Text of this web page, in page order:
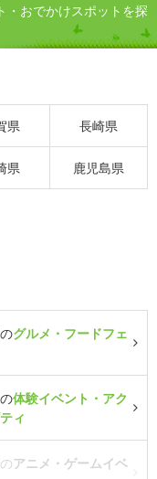
・おでかけスポットを探
県 長崎県
県 鹿児島県
グルメ・フードフェ
体験イベント・アク
ィ
アニメ・ゲームイベ